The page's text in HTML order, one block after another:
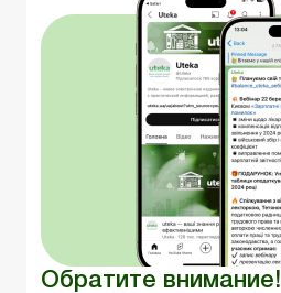
Обратите внимание!